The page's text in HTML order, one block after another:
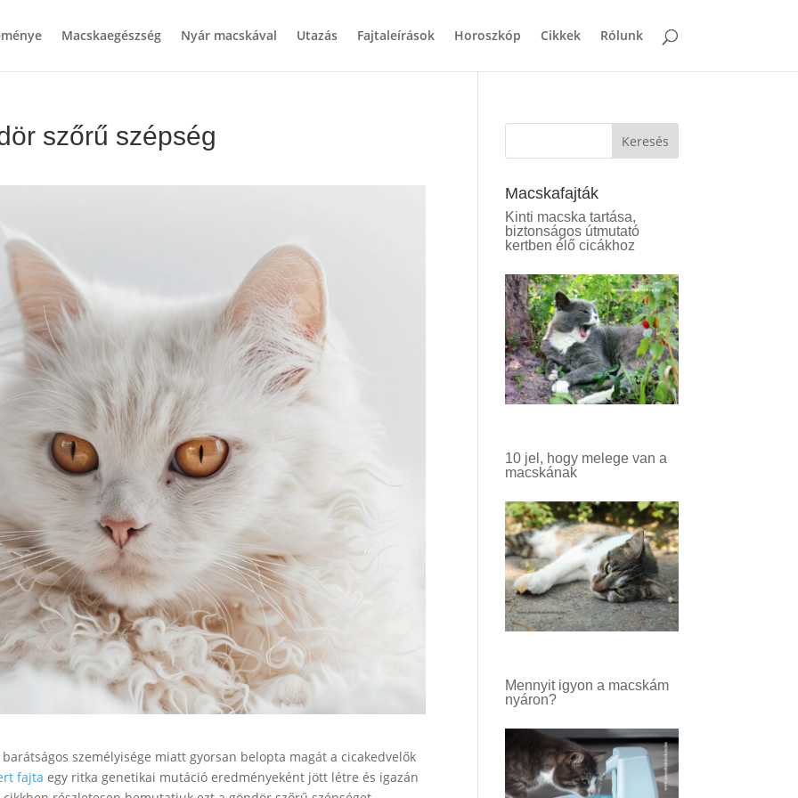
Macskaegészség Nyár macskával Utazás Fajtaleírások Horoszkóp Cikkek Rólunk
szőrű szépség
személyisége miatt gyorsan belopta magát a cicakedvelők
fajta egy ritka genetikai mutáció eredményeként jött létre és igazán
Keresés
Macskafajták
Kinti macska tartása,
biztonságos útmutató
kertben élő cicákhoz
10 jel, hogy melege van a
macskának
Mennyit igyon a macskám
nyáron?